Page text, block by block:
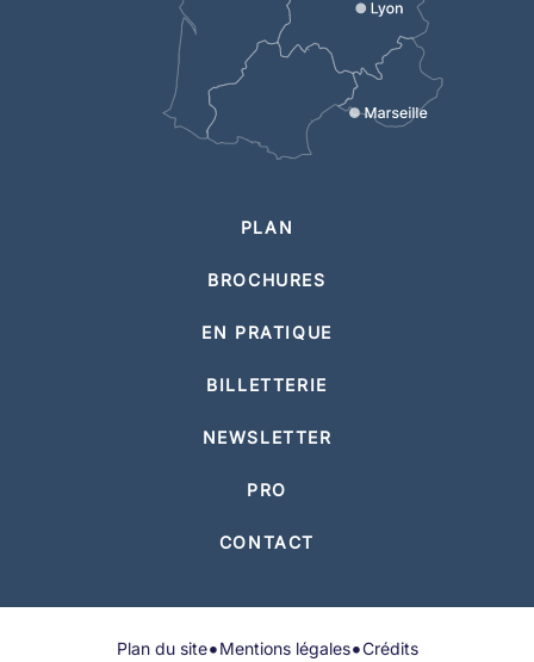
PLAN
BROCHURES
EN PRATIQUE
BILLETTERIE
NEWSLETTER
PRO
CONTACT
Plan du site•Mentions légales•Crédits